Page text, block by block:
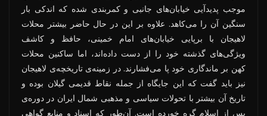
موجب پدیدآیی خیابان‌های جانبی و کمربندی شده که اندکی بار
سنگین آن را می‌کاهد. علاوه بر این در حال حاضر بیشتر محلات
لاهیجان با برپایی خیابان‌های امام خمینی، حافظ و کاشف
ویژگی‌های گذشته خود را از دست داده‌اند، اما ساکنین محلات
کهن بر ماندگاری خود پا می‌فشارند. در زمینه‌ی تاریخچه‌ی لاهیجان
نیز باید گفت که این جایگاه از جمله نقاط قدیمی گیلان بوده و
تاریخ آن بیشتر با تحولات سیاسی و مذهبی شمال ایران در دوره‌ی
پس از اسلام گره خورده است. آن‌طور که اسناد و منابع گواهی